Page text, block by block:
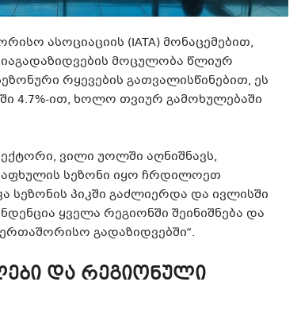
ასოციაციის (IATA) მონაცემებით,
მოცულობა წლიურ
რყევების გათვალისწინებით, ეს
4.7%-ით, ხოლო თვიურ გამოხულებაში
ვილი უოლში აღნიშნავს,
ზაფხულის სეზონი იყო ჩრდილოეთ
სეზონის პიკში გაძლიერდა და ივლისში
ყველა რეგიონში შეინიშნება და
გადაზიდვებში“.
და რეგიონული